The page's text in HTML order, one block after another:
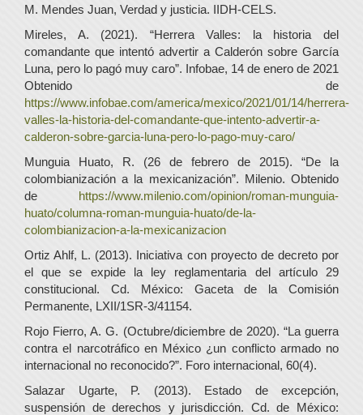
M. Mendes Juan, Verdad y justicia. IIDH-CELS.
Mireles, A. (2021). “Herrera Valles: la historia del
comandante que intentó advertir a Calderón sobre García
Luna, pero lo pagó muy caro”. Infobae, 14 de enero de 2021
Obtenido de
https://www.infobae.com/america/mexico/2021/01/14/herrera-
valles-la-historia-del-comandante-que-intento-advertir-a-
calderon-sobre-garcia-luna-pero-lo-pago-muy-caro/
Munguia Huato, R. (26 de febrero de 2015). “De la
colombianización a la mexicanización”. Milenio. Obtenido
de https://www.milenio.com/opinion/roman-munguia-
huato/columna-roman-munguia-huato/de-la-
colombianizacion-a-la-mexicanizacion
Ortiz Ahlf, L. (2013). Iniciativa con proyecto de decreto por
el que se expide la ley reglamentaria del artículo 29
constitucional. Cd. México: Gaceta de la Comisión
Permanente, LXII/1SR-3/41154.
Rojo Fierro, A. G. (Octubre/diciembre de 2020). “La guerra
contra el narcotráfico en México ¿un conflicto armado no
internacional no reconocido?”. Foro internacional, 60(4).
Salazar Ugarte, P. (2013). Estado de excepción,
suspensión de derechos y jurisdicción. Cd. de México: